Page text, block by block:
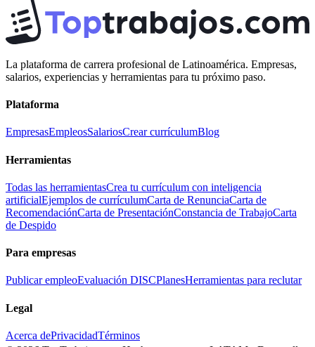
La plataforma de carrera profesional de Latinoamérica. Empresas,
salarios, experiencias y herramientas para tu próximo paso.
Plataforma
EmpresasEmpleosSalariosCrear currículumBlog
Herramientas
Todas las herramientasCrea tu currículum con inteligencia
artificialEjemplos de currículumCarta de RenunciaCarta de
RecomendaciónCarta de PresentaciónConstancia de TrabajoCarta
de Despido
Para empresas
Publicar empleoEvaluación DISCPlanesHerramientas para reclutar
Legal
Acerca dePrivacidadTérminos